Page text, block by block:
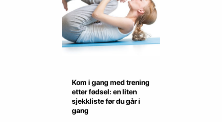
Kom i gang med trening
etter fødsel: en liten
sjekkliste før du går i
gang